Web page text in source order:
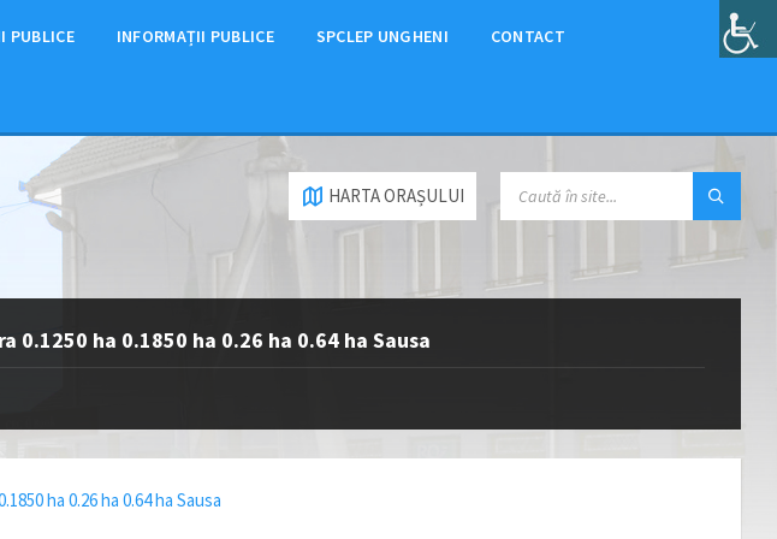
PUBLICE INFORMAȚII PUBLICE SPCLEP UNGHENI CONTACT
HARTA ORAȘULUI
ha 0.1850 ha 0.26 ha 0.64 ha Sausa
ha 0.26 ha 0.64 ha Sausa